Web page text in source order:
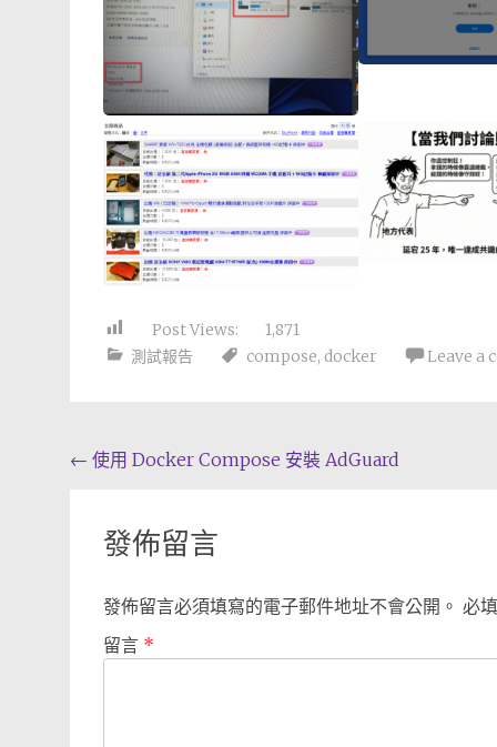
Post Views:
1,871
測試報告
compose, docker Leave a
Post
← 使用 Docker Compose 安裝 AdGuard
發佈留言
發佈留言必須填寫的電子郵件地址不會公開。 必
留言 *